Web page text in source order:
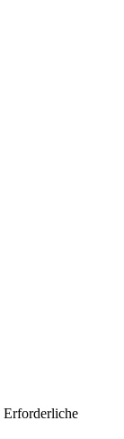
Erforderliche